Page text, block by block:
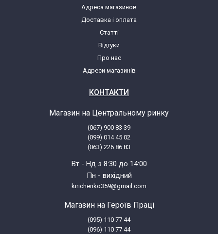
Whirlpool AWE 6416 W (859364110064)
Whirlpool AWE 60410 (859331110040)
Whirlpool AWE 6416 (859364110060)
Whirlpool AWE 64160 (859364110180)
Whirlpool AWE 6416 (859364110067)
Whirlpool AWE 6760 (859367615010)
Whirlpool AWE 6416 (859364110062)
Whirlpool AWE 6760 (859367615014)
Адреса магазинов
Доставка і оплата
Статті
Відгуки
Про нас
Адреси магазинів
КОНТАКТИ
Магазин на Центральному ринку
(067) 900 83 39
(099) 014 45 02
(063) 226 86 83
Вт - Нд з 8:30 до 14:00
Пн - вихідний
kirichenko359@gmail.com
Магазин на Героїв Праці
(095) 110 77 44
(096) 110 77 44